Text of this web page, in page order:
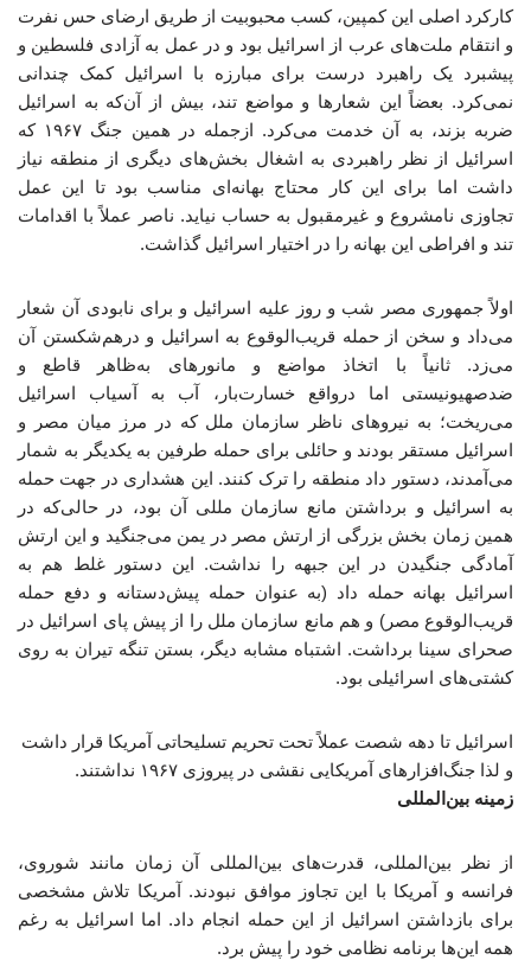
کارکرد اصلی این کمپین، کسب محبوبیت از طریق ارضای حس نفرت
و انتقام ملت‌های عرب از اسرائیل بود و در عمل به آزادی فلسطین و
پیشبرد یک راهبرد درست برای مبارزه با اسرائیل کمک چندانی
نمی‌کرد. بعضاً این شعارها و مواضع تند، بیش از آن‌که به اسرائیل
ضربه بزند، به آن خدمت می‌کرد. ازجمله در همین جنگ ۱۹۶۷ که
اسرائیل از نظر راهبردی به اشغال بخش‌های دیگری از منطقه نیاز
داشت اما برای این کار محتاج بهانه‌ای مناسب بود تا این عمل
تجاوزی نامشروع و غیرمقبول به حساب نیاید. ناصر عملاً با اقدامات
تند و افراطی این بهانه را در اختیار اسرائیل گذاشت.
اولاً جمهوری مصر شب و روز علیه اسرائیل و برای نابودی آن شعار
می‌داد و سخن از حمله قریب‌الوقوع به اسرائیل و درهم‌شکستن آن
می‌زد. ثانیاً با اتخاذ مواضع و مانورهای به‌ظاهر قاطع و
ضدصهیونیستی اما درواقع خسارت‌بار، آب به آسیاب اسرائیل
می‌ریخت؛ به نیروهای ناظر سازمان ملل که در مرز میان مصر و
اسرائیل مستقر بودند و حائلی برای حمله طرفین به یکدیگر به شمار
می‌آمدند، دستور داد منطقه را ترک کنند. این هشداری در جهت حمله
به اسرائیل و برداشتن مانع سازمان مللی آن بود، در حالی‌که در
همین زمان بخش بزرگی از ارتش مصر در یمن می‌جنگید و این ارتش
آمادگی جنگیدن در این جبهه را نداشت. این دستور غلط هم به
اسرائیل بهانه حمله داد (به عنوان حمله پیش‌دستانه و دفع حمله
قریب‌الوقوع مصر) و هم مانع سازمان ملل را از پیش پای اسرائیل در
صحرای سینا برداشت. اشتباه مشابه دیگر، بستن تنگه تیران به روی
کشتی‌های اسرائیلی بود.
اسرائیل تا دهه شصت عملاً تحت تحریم تسلیحاتی آمریکا قرار داشت
و لذا جنگ‌افزارهای آمریکایی نقشی در پیروزی ۱۹۶۷ نداشتند.
زمینه بین‌المللی
از نظر بین‌المللی، قدرت‌های بین‌المللی آن زمان مانند شوروی،
فرانسه و آمریکا با این تجاوز موافق نبودند. آمریکا تلاش مشخصی
برای بازداشتن اسرائیل از این حمله انجام داد. اما اسرائیل به رغم
همه این‌ها برنامه نظامی خود را پیش برد.